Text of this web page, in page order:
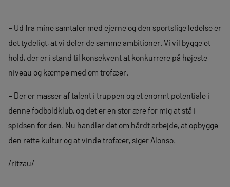
– Ud fra mine samtaler med ejerne og den sportslige ledelse er
det tydeligt, at vi deler de samme ambitioner. Vi vil bygge et
hold, der er i stand til konsekvent at konkurrere på højeste
niveau og kæmpe med om trofæer.
– Der er masser af talent i truppen og et enormt potentiale i
denne fodboldklub, og det er en stor ære for mig at stå i
spidsen for den. Nu handler det om hårdt arbejde, at opbygge
den rette kultur og at vinde trofæer, siger Alonso.
/ritzau/